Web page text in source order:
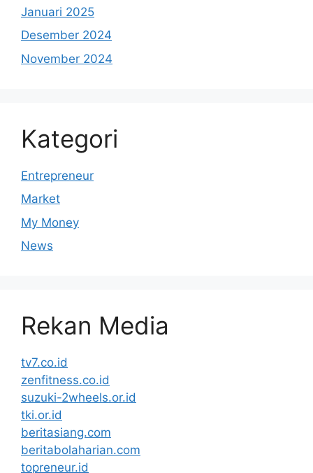
Januari 2025
Desember 2024
November 2024
Kategori
Entrepreneur
Market
My Money
News
Rekan Media
tv7.co.id
zenfitness.co.id
suzuki-2wheels.or.id
tki.or.id
beritasiang.com
beritabolaharian.com
topreneur.id